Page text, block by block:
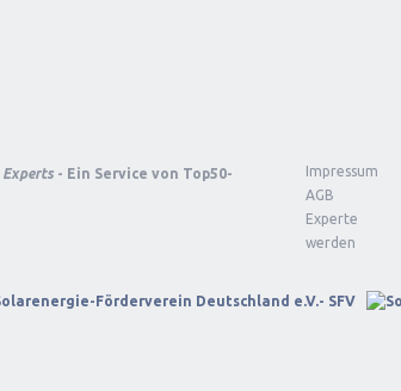
Experts - Ein Service von Top50-
Impressum
AGB
Experte
werden